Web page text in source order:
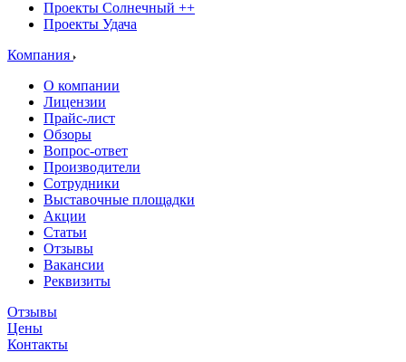
Проекты Солнечный ++
Проекты Удача
Компания
О компании
Лицензии
Прайс-лист
Обзоры
Вопрос-ответ
Производители
Сотрудники
Выставочные площадки
Акции
Статьи
Отзывы
Вакансии
Реквизиты
Отзывы
Цены
Контакты